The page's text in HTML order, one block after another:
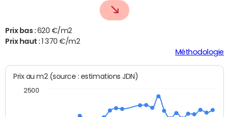
Prix bas : 620 €/m2
Prix haut :
1 370 €/m2
Méthodologie
Prix au m2 (source : estimations JDN)
2500